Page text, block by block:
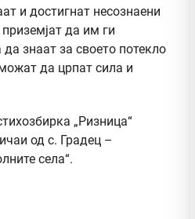
и достигнат несознаени
да им ги
знаат за своето потекло
да црпат сила и
„Ризница“
од с. Градец –
села“.